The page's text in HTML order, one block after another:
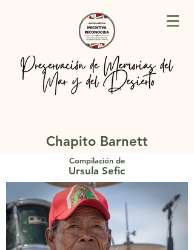
Chapito Barnett
Compilación de
Ursula Sefic